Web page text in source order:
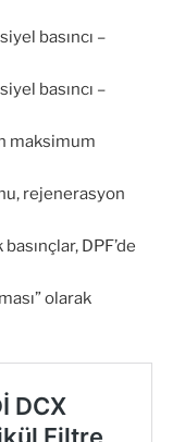
basıncı –
basıncı –
maksimum
rejenerasyon
DPF’de
olarak